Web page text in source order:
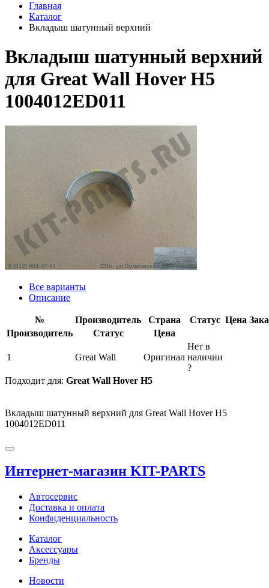
Главная
Каталог
Вкладыш шатунный верхний
Вкладыш шатунный верхний
для Great Wall Hover H5
1004012ED011
Все варианты
Описание
№ Производитель Страна Статус Цена
Производитель
Статус Цена
1 Great Wall Оригинал
Нет в
наличии
?
Подходит для: Great Wall Hover H5
Вкладыш шатунный верхний для Great Wall Hover H5
1004012ED011
Интернет-магазин KIT-PARTS
Автосервис
Доставка и оплата
Конфиденциальность
Каталог
Аксессуары
Бренды
Новости